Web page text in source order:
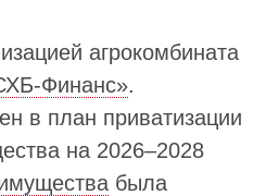
агрокомбината
Финанс».
в план приватизации
на 2026–2028
была